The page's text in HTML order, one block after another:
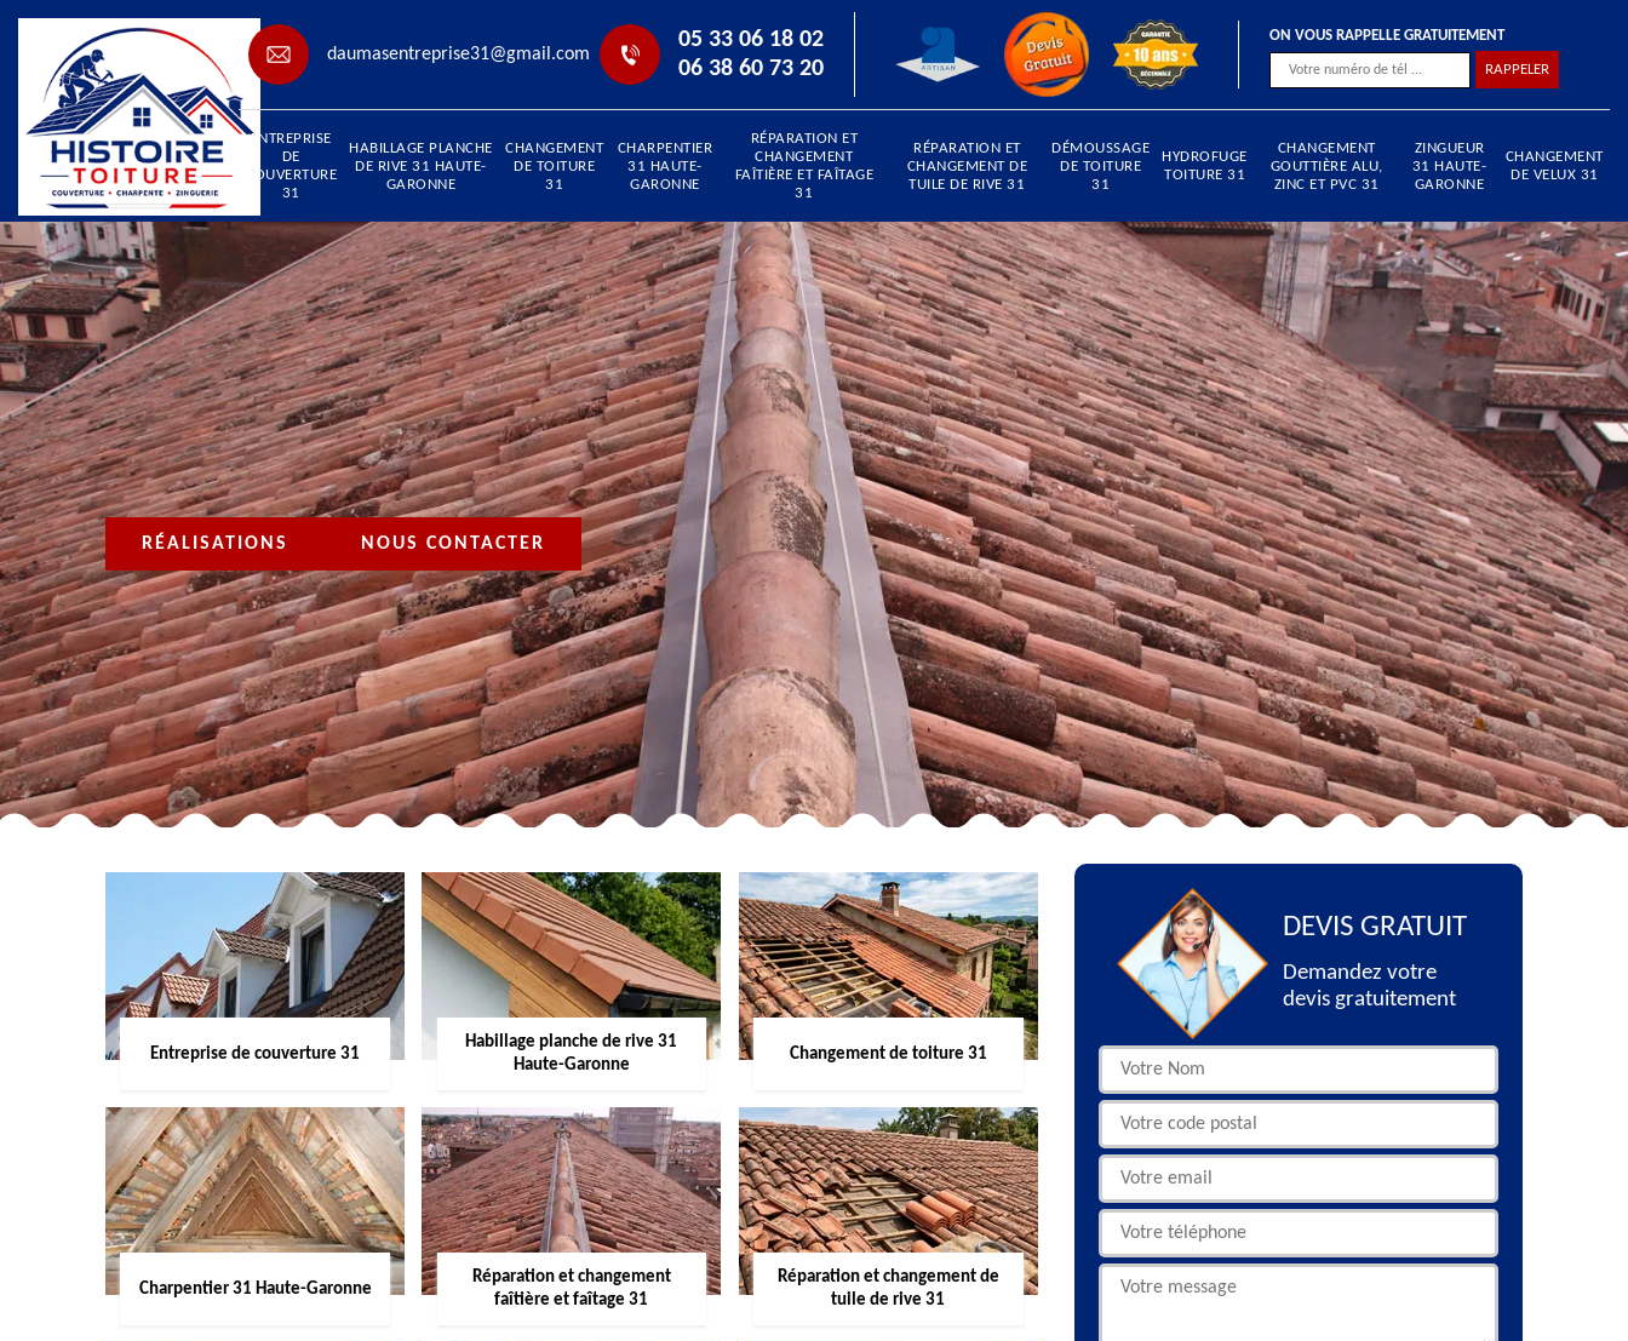
daumasentreprise31@gmail.com
05 33 06 18 02
06 38 60 73 20
ON VOUS RAPPELLE GRATUITEMENT
ENTREPRISE
DE
COUVERTURE
31
HABILLAGE PLANCHE
DE RIVE 31 HAUTE-
GARONNE
CHANGEMENT
DE TOITURE
31
CHARPENTIER
31 HAUTE-
GARONNE
RÉPARATION ET
CHANGEMENT
FAÎTIÈRE ET FAÎTAGE
31
RÉPARATION ET
CHANGEMENT DE
TUILE DE RIVE 31
DÉMOUSSAGE
DE TOITURE
31
HYDROFUGE
TOITURE 31
CHANGEMENT
GOUTTIÈRE ALU,
ZINC ET PVC 31
ZINGUEUR
31 HAUTE-
GARONNE
CHANGEMENT
DE VELUX 31
RÉALISATIONS NOUS CONTACTER
Entreprise de couverture 31
Habillage planche de rive 31
Haute-Garonne
Changement de toiture 31
Charpentier 31 Haute-Garonne
Réparation et changement
faîtière et faîtage 31
Réparation et changement de
tuile de rive 31
DEVIS GRATUIT
Demandez votre
devis gratuitement